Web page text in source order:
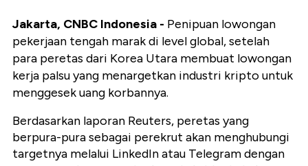
Jakarta, CNBC Indonesia - Penipuan lowongan
pekerjaan tengah marak di level global, setelah
para peretas dari Korea Utara membuat lowongan
kerja palsu yang menargetkan industri kripto untuk
menggesek uang korbannya.
Berdasarkan laporan Reuters, peretas yang
berpura-pura sebagai perekrut akan menghubungi
targetnya melalui LinkedIn atau Telegram dengan